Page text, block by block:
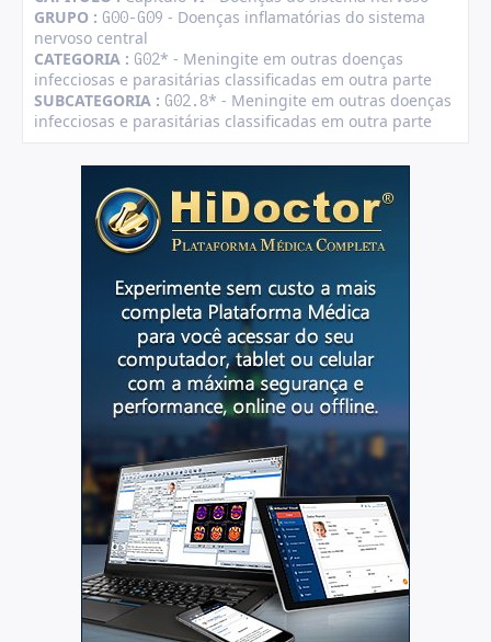
GRUPO : G00-G09 - Doenças inflamatórias do sistema
nervoso central
CATEGORIA : G02* - Meningite em outras doenças
infecciosas e parasitárias classificadas em outra parte
SUBCATEGORIA : G02.8* - Meningite em outras doenças
infecciosas e parasitárias classificadas em outra parte